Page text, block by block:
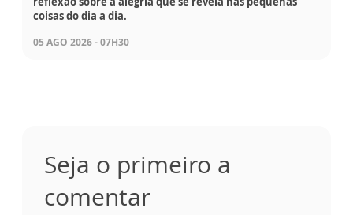
coisas do dia a dia.
05 AGO 2026 - 07H30
Seja o primeiro a
comentar